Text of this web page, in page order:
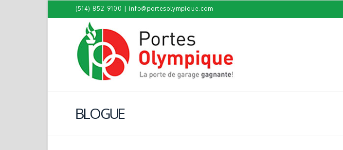
(514) 852-9100 info@portesolympique.com
BLOGUE